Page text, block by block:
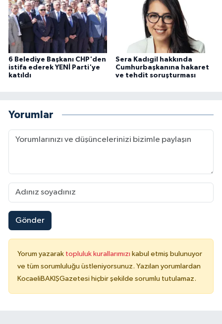
6 Belediye Başkanı CHP'den
istifa ederek YENİ Parti'ye
katıldı
Sera Kadıgil hakkında
Cumhurbaşkanına hakaret
ve tehdit soruşturması
Yorumlar
Gönder
Yorum yazarak topluluk kurallarımızı kabul etmiş bulunuyor
ve tüm sorumluluğu üstleniyorsunuz. Yazılan yorumlardan
KocaeliBAKIŞGazetesi hiçbir şekilde sorumlu tutulamaz.